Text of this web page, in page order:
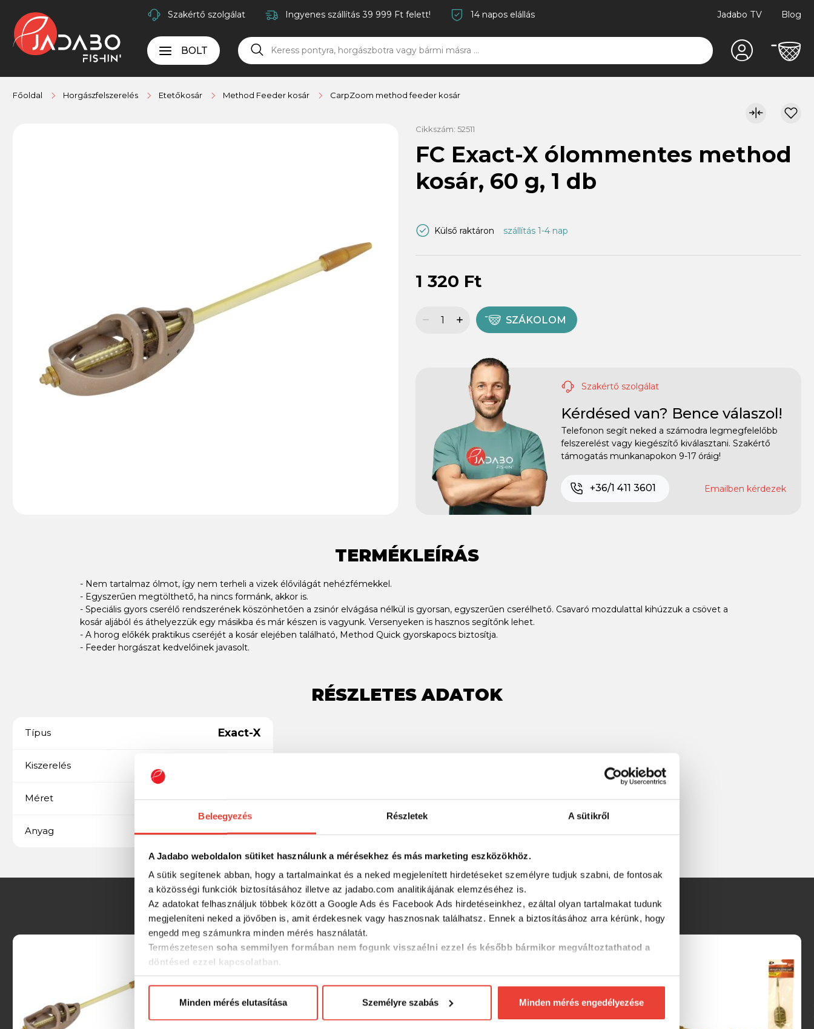
Beleegyezés Részletek A sütikről
A Jadabo weboldalon sütiket használunk a mérésekhez és más marketing eszközökhöz.
A sütik segítenek abban, hogy a tartalmainkat és a neked megjelenített hirdetéseket személyre tudjuk szabni, de fontosak
a közösségi funkciók biztosításához illetve az jadabo.com analitikájának elemzéséhez is.
Az adatokat felhasználjuk többek között a Google Ads és Facebook Ads hirdetéseinkhez, ezáltal olyan tartalmakat tudunk
megjeleníteni neked a jövőben is, amit érdekesnek vagy hasznosnak találhatsz. Ennek a biztosításához arra kérünk, hogy
engedd meg számunkra minden mérés használatát.
Természetesen soha semmilyen formában nem fogunk visszaélni ezzel és később bármikor megváltoztathatod a
döntésed ezzel kapcsolatban.
Előre is köszönjük!
Minden mérés elutasítása Személyre szabás Minden mérés engedélyezése
Szakértő szolgálat Ingyenes szállítás 39 999 Ft felett! 14 napos elállás Jadabo TV Blog
BOLT
Főoldal Horgászfelszerelés Etetőkosár Method Feeder kosár CarpZoom method feeder kosár
Cikkszám: 52511
FC Exact-X ólommentes method
kosár, 60 g, 1 db
Külső raktáron szállítás 1-4 nap
1 320 Ft
SZÁKOLOM
Szakértő szolgálat
Kérdésed van? Bence válaszol!
Telefonon segít neked a számodra legmegfelelőbb
felszerelést vagy kiegészítő kiválasztani. Szakértő
támogatás munkanapokon 9-17 óráig!
+36/1 411 3601 Emailben kérdezek
TERMÉKLEÍRÁS
- Nem tartalmaz ólmot, így nem terheli a vizek élővilágát nehézfémekkel.
- Egyszerűen megtölthető, ha nincs formánk, akkor is.
- Speciális gyors cserélő rendszerének köszönhetően a zsinór elvágása nélkül is gyorsan, egyszerűen cserélhető. Csavaró mozdulattal kihúzzuk a csövet a
kosár aljából és áthelyezzük egy másikba és már készen is vagyunk. Versenyeken is hasznos segítőnk lehet.
- A horog előkék praktikus cseréjét a kosár elejében található, Method Quick gyorskapocs biztosítja.
- Feeder horgászat kedvelőinek javasolt.
RÉSZLETES ADATOK
Típus Exact-X
Kiszerelés
Méret 60 g
Anyag Ólommentes
SZINTÉN KIVÁLÓAK